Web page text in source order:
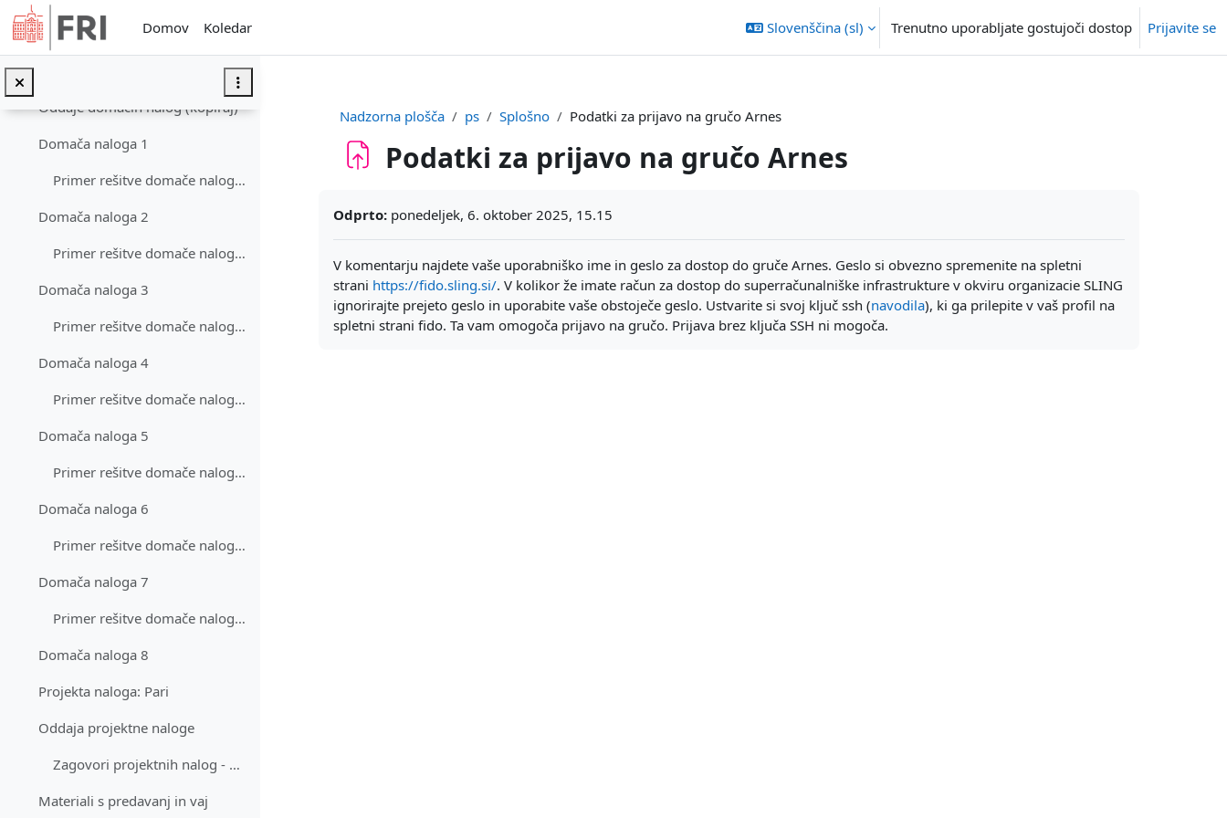
Preskoči na glavno vsebino
Domov
Koledar Slovenščina ‎(sl)‎ Trenutno uporabljate gostujoči dostop Prijavite se
Kako pisati kodo v go
Oddaje domačih nalog (kopiraj)
Domača naloga 1
Primer rešitve domače naloge 1
Domača naloga 2
Primer rešitve domače naloge 2
Domača naloga 3
Primer rešitve domače naloge 3
Domača naloga 4
Primer rešitve domače naloge 4
Domača naloga 5
Primer rešitve domače naloge 5
Domača naloga 6
Primer rešitve domače naloge 6
Domača naloga 7
Primer rešitve domače naloge 7
Domača naloga 8
Projekta naloga: Pari
Oddaja projektne naloge
Zagovori projektnih nalog - prijava
Materiali s predavanj in vaj
Nadzorna plošča ps Splošno Podatki za prijavo na gručo Arnes
Podatki za prijavo na gručo Arnes
Odprto:ponedeljek, 6. oktober 2025, 15.15
V komentarju najdete vaše uporabniško ime in geslo za dostop do gruče Arnes. Geslo si obvezno spremenite na spletni
strani https://fido.sling.si/. V kolikor že imate račun za dostop do superračunalniške infrastrukture v okviru organizacie SLING
ignorirajte prejeto geslo in uporabite vaše obstoječe geslo. Ustvarite si svoj ključ ssh (navodila), ki ga prilepite v vaš profil na
spletni strani fido. Ta vam omogoča prijavo na gručo. Prijava brez ključa SSH ni mogoča.